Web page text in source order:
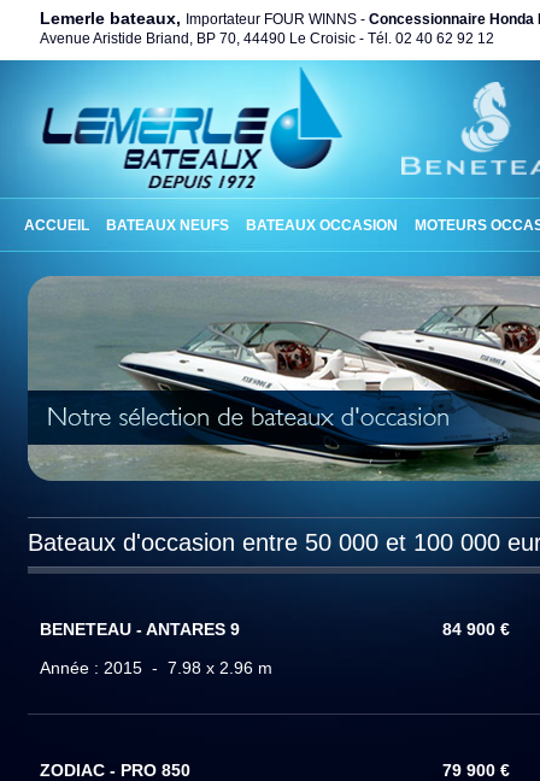
Lemerle bateaux, Importateur FOUR WINNS - Concessionnaire Honda
Avenue Aristide Briand, BP 70, 44490 Le Croisic - Tél. 02 40 62 92 12
ACCUEIL BATEAUX NEUFS BATEAUX OCCASION MOTEURS
Bateaux d'occasion entre 50 000 et 100 000
BENETEAU - ANTARES 9
Année : 2015 - 7.98 x 2.96 m
84 900 €
ZODIAC - PRO 850
79 900 €